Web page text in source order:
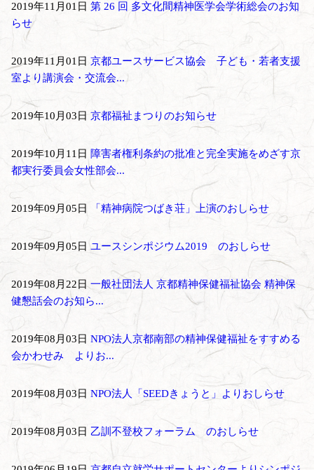
2019年11月01日 第 26 回 多文化間精神医学会学術総会のお知
らせ
2019年11月01日 京都ユースサービス協会 子ども・若者支援
室より講演会・交流会...
2019年10月03日 京都福祉まつりのお知らせ
2019年10月11日 障害者権利条約の批准と完全実施をめざす京
都実行委員会女性部会...
2019年09月05日 「精神病院つばき荘」上演のおしらせ
2019年09月05日ユースシンポジウム2019 のおしらせ
2019年08月22日一般社団法人 京都精神保健福祉協会 精神保
健懇話会のお知ら...
2019年08月03日 NPO法人京都南部の精神保健福祉をすすめる
会かわせみ よりお...
2019年08月03日 NPO法人「SEEDきょうと」よりおしらせ
2019年08月03日 乙訓不登校フォーラム のおしらせ